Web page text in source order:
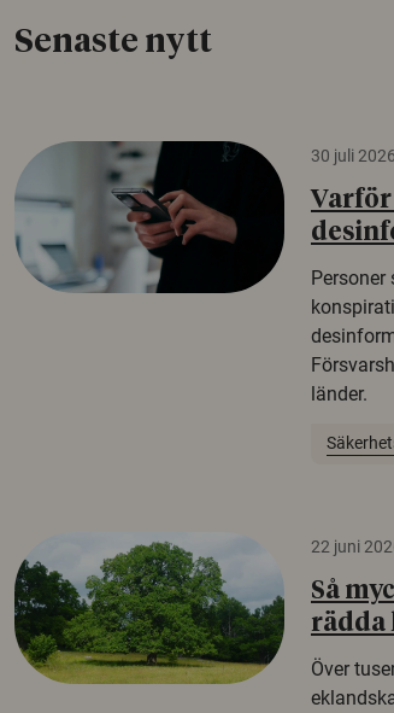
Senaste nytt
30 juli 2026
Personer
länder.
22 juni
Så
rädda
Över